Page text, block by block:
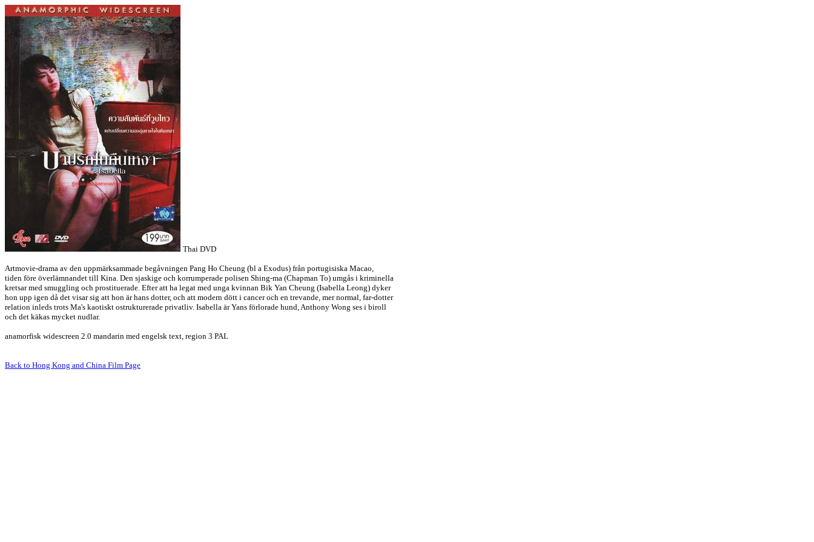
Thai DVD
Artmovie-drama av den uppmärksammade begåvningen Pang Ho Cheung (bl a Exodus) från portugisiska Macao,
tiden före överlämnandet till Kina. Den sjaskige och korrumperade polisen Shing-ma (Chapman To) umgås i kriminella
kretsar med smuggling och prostituerade. Efter att ha legat med unga kvinnan Bik Yan Cheung (Isabella Leong) dyker
hon upp igen då det visar sig att hon är hans dotter, och att modern dött i cancer och en trevande, mer normal, far-dotter
relation inleds trots Ma's kaotiskt ostrukturerade privatliv. Isabella är Yans förlorade hund, Anthony Wong ses i biroll
och det käkas mycket nudlar.
anamorfisk widescreen 2.0 mandarin med engelsk text, region 3 PAL
Back to Hong Kong and China Film Page